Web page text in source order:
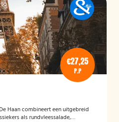
€27,25
P.P
Haan combineert een uitgebreid
als rundvleessalade,